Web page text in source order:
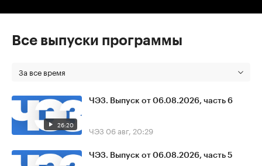
Все выпуски программы
За все время
26:20
ЧЭЗ. Выпуск от 06.08.2026, часть 6
ЧЭЗ 06 авг, 20:29
ЧЭЗ. Выпуск от 06.08.2026, часть 5